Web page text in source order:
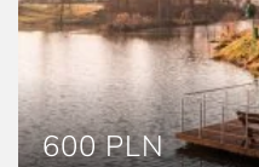
600 PLN